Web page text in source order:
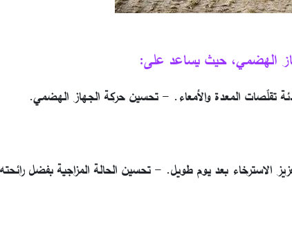
الهضمي، حيث يساعد على:
تقلّصات المعدة والأمعاء. - تحسين حركة الجهاز الهضمي.
الاسترخاء بعد يوم طويل. - تحسين الحالة المزاجية بفضل